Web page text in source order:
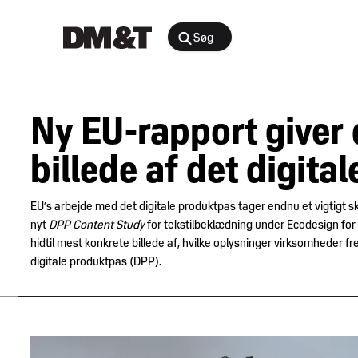
Agenter &
Distributører
Arbejdsmiljø
Bæredygtighed
og
samfundsansvar
Arrangementer
Nyheder
&
indsigt
Juridisk
Medlemskab
Søg
Ny EU-rapport
billede af det
EU’s arbejde med det digitale produktpas tager endnu et
nyt DPP Content Studyfor tekstilbeklædning under Ecodesign for
hidtil mest konkrete billede af, hvilke oplysninger virksomheder
digitale produktpas (DPP).